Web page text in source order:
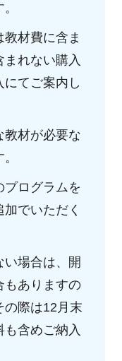
材費に含ま
れない購入
てご案内し
教材が必要な
ログラムを
でいただく
い場合は、開
もありますの
の際は12月末
も含めご納入